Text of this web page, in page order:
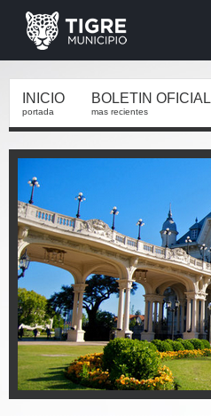
INICIO
portada
BOLETIN OFICIAL
mas recientes